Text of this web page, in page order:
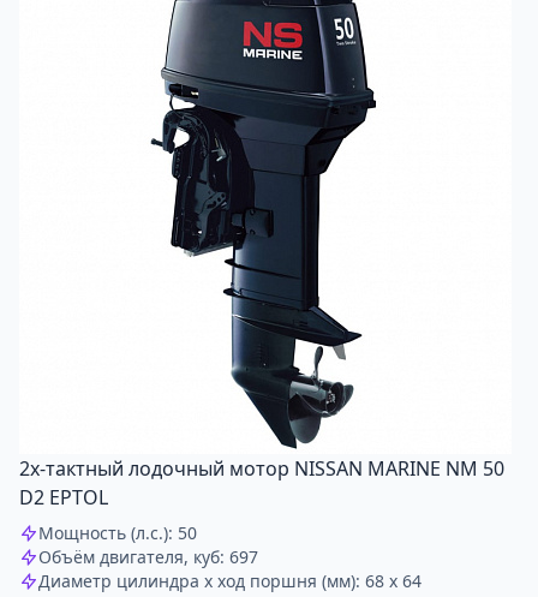
2х-тактный лодочный мотор NISSAN MARINE NM 50
D2 EPTOL
Мощность (л.с.): 50
Объём двигателя, куб: 697
Диаметр цилиндра x ход поршня (мм): 68 x 64